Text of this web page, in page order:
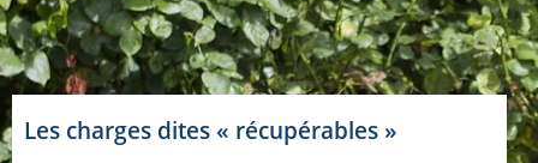
Les charges dites « récupérables »